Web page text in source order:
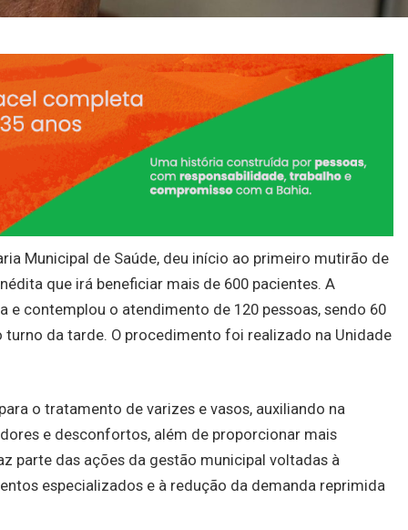
Municipal de Saúde, deu início ao primeiro mutirão de
que irá beneficiar mais de 600 pacientes. A
e contemplou o atendimento de 120 pessoas, sendo 60
da tarde. O procedimento foi realizado na Unidade
o tratamento de varizes e vasos, auxiliando na
e desconfortos, além de proporcionar mais
parte das ações da gestão municipal voltadas à
especializados e à redução da demanda reprimida